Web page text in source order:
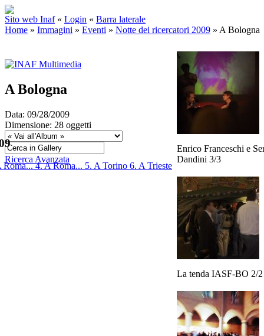
Sito web Inaf « Login « Barra laterale
Home » Immagini » Eventi » Notte dei ricercatori 2009 » A Bologna
A Bologna
Data: 09/28/2009
Dimensione: 28 oggetti
Ricerca Avanzata
Enrico Franceschi e
Dandini 3/3
La tenda IASF-BO 2/2
Roma...4. A Roma... 5. A Torino 6. A Trieste